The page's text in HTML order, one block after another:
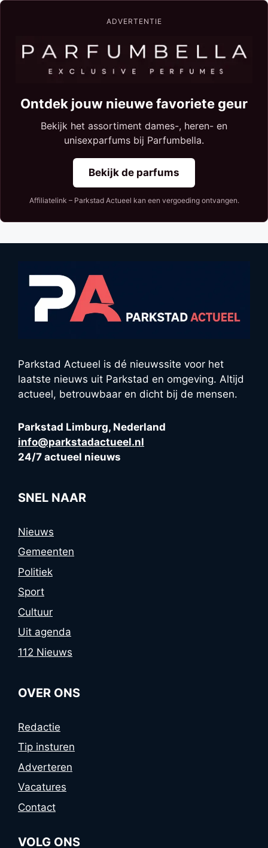
ADVERTENTIE
Ontdek jouw nieuwe favoriete geur
Bekijk het assortiment dames-, heren- en
unisexparfums bij Parfumbella.
Bekijk de parfums
Affiliatelink – Parkstad Actueel kan een vergoeding ontvangen.
Parkstad Actueel is dé nieuwssite voor het
laatste nieuws uit Parkstad en omgeving. Altijd
actueel, betrouwbaar en dicht bij de mensen.
Parkstad Limburg, Nederland
info@parkstadactueel.nl
24/7 actueel nieuws
SNEL NAAR
Nieuws
Gemeenten
Politiek
Sport
Cultuur
Uit agenda
112 Nieuws
OVER ONS
Redactie
Tip insturen
Adverteren
Vacatures
Contact
VOLG ONS